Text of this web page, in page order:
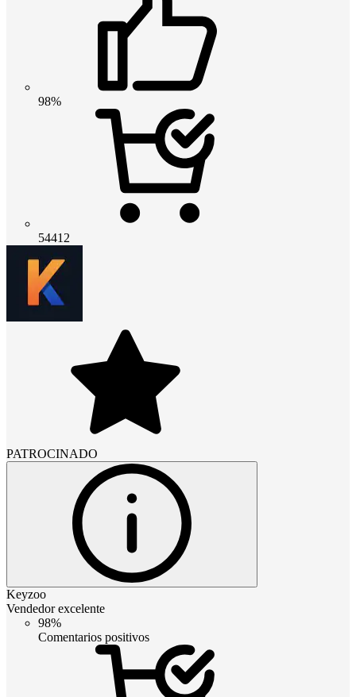
98%
54412
PATROCINADO
Keyzoo
Vendedor excelente
98%
Comentarios positivos